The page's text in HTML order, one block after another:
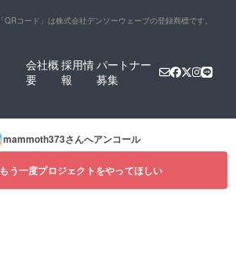
「QRコード」は株式会社デンソーウェーブの登録商標です。
会社概
要
採用情
報
パートナー
募集
mammoth373さんへアンコール
もう一度プロジェクトをやってほしい